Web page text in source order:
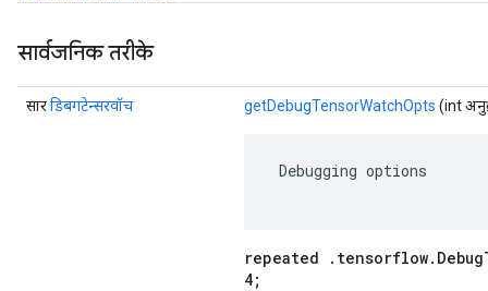
सार्वजनिक तरीके
सारडिबगटेन्सरवॉच getDebugTensorWatchOpts (int
Debugging options
repeated
4;